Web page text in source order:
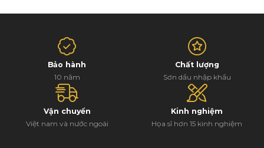
Bảo hành
10 năm
Chất lượng
Sơn dầu nhập khẩu
Vận chuyển
Việt nam và nước ngoài
Kinh nghiệm
Họa sĩ hơn 15 kinh nghiệm